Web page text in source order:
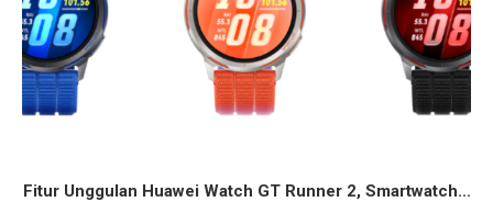
Fitur Unggulan Huawei Watch GT Runner 2, Smartwatch...